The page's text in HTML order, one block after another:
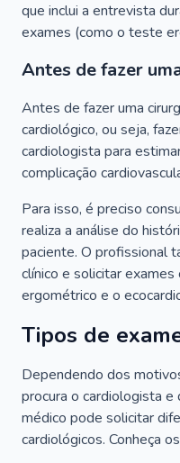
que inclui a entrevista
exames (como o teste
Antes de fazer
Antes de fazer uma
cardiológico, ou seja,
cardiologista para
complicação
Para isso, é preciso
realiza a análise do
paciente. O profissional
clínico e solicitar
ergométrico e o
Tipos de
Dependendo dos
procura o cardiologista
médico pode solicitar
cardiológicos. Conheça